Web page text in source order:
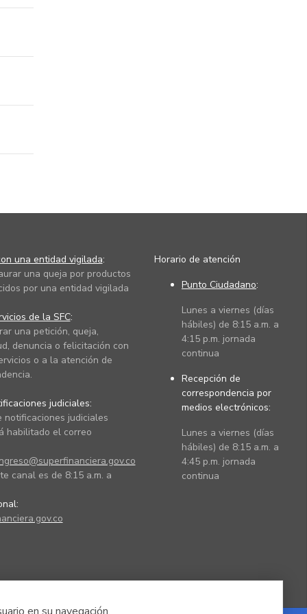
una entidad vigilada:
una queja por productos
por una entidad vigilada
de la SFC:
una petición, queja,
denuncia o felicitación con
o a la atención de
judiciales:
notificaciones judiciales
habilitado el correo
canal es de 8:15 a.m. a
Horario de atención
Punto Ciudadano:
Lunes a viernes (días
hábiles) de 8:15 a.m. a
4:15 p.m. jornada
continua
Recepción de
correspondencia por
medios electrónicos:
Lunes a viernes (días
hábiles) de 8:15 a.m. a
4:45 p.m. jornada
continua